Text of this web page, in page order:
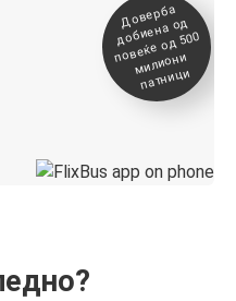
Доверба
добиена о
д
повеќе о
д 500
милиони
патници